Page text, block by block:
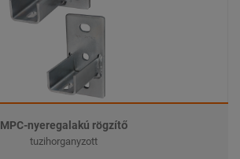
MPC-nyeregalakú rögzítő
tuzihorganyzott